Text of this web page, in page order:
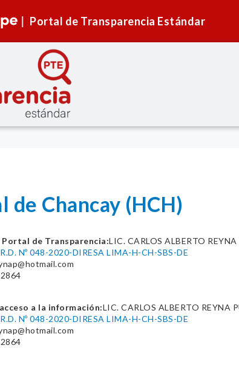
Portal de Transparencia Estándar
de Chancay (HCH)
Portal de Transparencia:LIC. CARLOS ALBERTO REYNA
R.D. Nº 048-2020-DIRESA LIMA-H-CH-SBS-DE
a la información:LIC. CARLOS ALBERTO REYNA
R.D. Nº 048-2020-DIRESA LIMA-H-CH-SBS-DE